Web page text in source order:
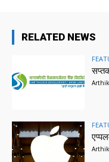
RELATED NEWS